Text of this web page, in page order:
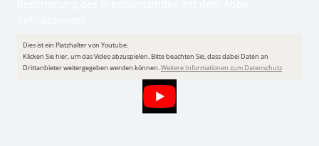
Dies ist ein Platzhalter von Youtube.
Klicken Sie hier, um das Video abzuspielen.Bitte beachten Sie, dass dabei Daten an
Drittanbieter weitergegeben werden können.Weitere Informationen zum Datenschutz